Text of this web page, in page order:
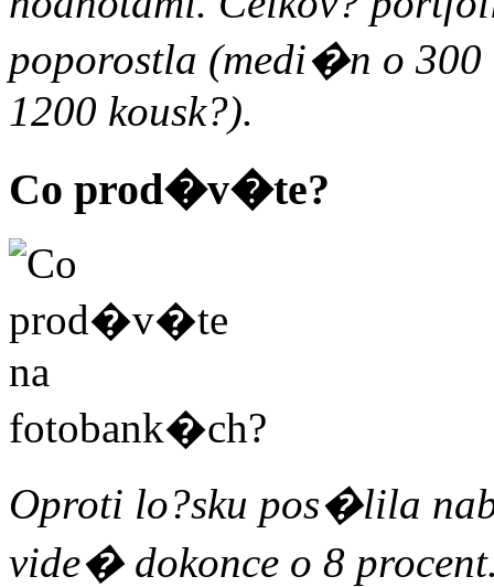
poporostla (medi�n o
1200 kousk?).
Co prod�v�te?
Oproti lo?sku pos�lila
vide� dokonce o 8